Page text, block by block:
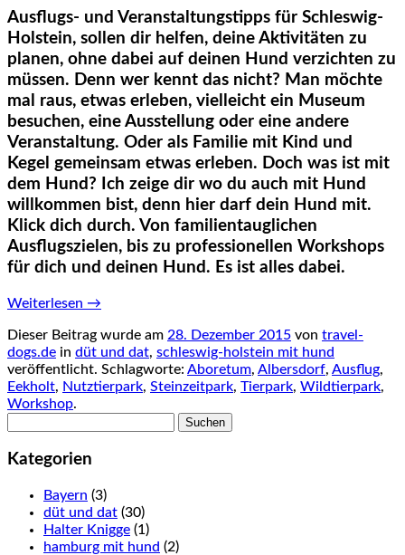
Ausflugs- und Veranstaltungstipps für Schleswig-
Holstein, sollen dir helfen, deine Aktivitäten zu
planen, ohne dabei auf deinen Hund verzichten zu
müssen. Denn wer kennt das nicht? Man möchte
mal raus, etwas erleben, vielleicht ein Museum
besuchen, eine Ausstellung oder eine andere
Veranstaltung. Oder als Familie mit Kind und
Kegel gemeinsam etwas erleben. Doch was ist mit
dem Hund? Ich zeige dir wo du auch mit Hund
willkommen bist, denn hier darf dein Hund mit.
Klick dich durch. Von familientauglichen
Ausflugszielen, bis zu professionellen Workshops
für dich und deinen Hund. Es ist alles dabei.
Weiterlesen →
Dieser Beitrag wurde am 28. Dezember 2015 von travel-
dogs.de in düt und dat, schleswig-holstein mit hund
veröffentlicht. Schlagworte: Aboretum, Albersdorf, Ausflug,
Eekholt, Nutztierpark, Steinzeitpark, Tierpark, Wildtierpark,
Workshop.
Kategorien
Bayern (3)
düt und dat (30)
Halter Knigge (1)
hamburg mit hund (2)